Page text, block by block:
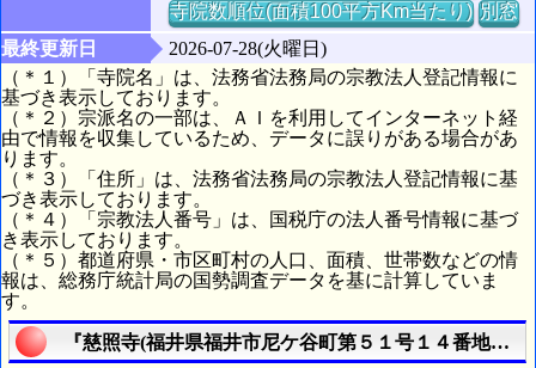
寺院数順位(面積100平方Km当たり) 別窓
最終更新日
2026-07-28(火曜日)
（＊１）「寺院名」は、法務省法務局の宗教法人登記情報に
基づき表示しております。
（＊２）宗派名の一部は、ＡＩを利用してインターネット経
由で情報を収集しているため、データに誤りがある場合があ
ります。
（＊３）「住所」は、法務省法務局の宗教法人登記情報に基
づき表示しております。
（＊４）「宗教法人番号」は、国税庁の法人番号情報に基づ
き表示しております。
（＊５）都道府県・市区町村の人口、面積、世帯数などの情
報は、総務庁統計局の国勢調査データを基に計算していま
す。
『慈照寺(福井県福井市尼ケ谷町第５１号１４番地の